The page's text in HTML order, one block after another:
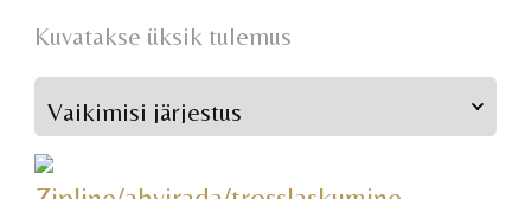
Kuvatakse üksik tulemus